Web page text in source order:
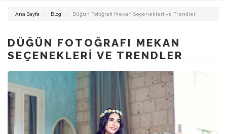
DÜĞÜN
İZMIR
ALAÇATI
FOTOĞRAFCISI
Ana Sayfa Blog Düğün Fotoğrafı Mekan Seçenekleri ve Trendler
DÜĞÜN FOTOĞRAFI MEKAN
SEÇENEKLERI VE TRENDLER